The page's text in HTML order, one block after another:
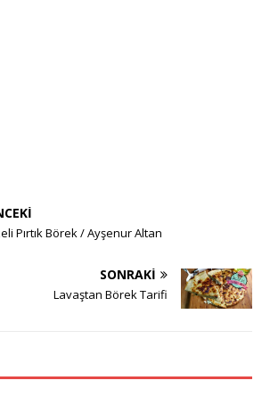
Pırtık Börek / Ayşenur Altan
SONRAKI
Lavaştan Börek Tarifi